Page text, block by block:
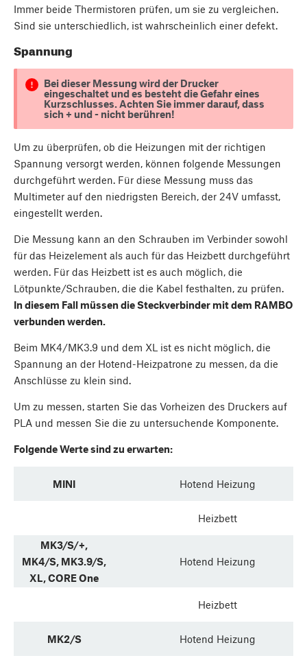
Immer beide Thermistoren prüfen, um sie zu vergleichen.
Sind sie unterschiedlich, ist wahrscheinlich einer defekt.
Spannung
Bei dieser Messung wird der Drucker
eingeschaltet und es besteht die Gefahr eines
Kurzschlusses. Achten Sie immer darauf, dass
sich + und - nicht berühren!
Um zu überprüfen, ob die Heizungen mit der richtigen
Spannung versorgt werden, können folgende Messungen
durchgeführt werden. Für diese Messung muss das
Multimeter auf den niedrigsten Bereich, der 24V umfasst,
eingestellt werden.
Die Messung kann an den Schrauben im Verbinder sowohl
für das Heizelement als auch für das Heizbett durchgeführt
werden. Für das Heizbett ist es auch möglich, die
Lötpunkte/Schrauben, die die Kabel festhalten, zu prüfen.
In diesem Fall müssen die Steckverbinder mit dem RAMBO
verbunden werden.
Beim MK4/MK3.9 und dem XL ist es nicht möglich, die
Spannung an der Hotend-Heizpatrone zu messen, da die
Anschlüsse zu klein sind.
Um zu messen, starten Sie das Vorheizen des Druckers auf
PLA und messen Sie die zu untersuchende Komponente.
Folgende Werte sind zu erwarten:
MINI Hotend Heizung
Heizbett
MK3/S/+,
MK4/S, MK3.9/S,
XL, CORE One
Hotend Heizung
Heizbett
MK2/S Hotend Heizung